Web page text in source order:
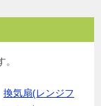
換気扇(レンジフ